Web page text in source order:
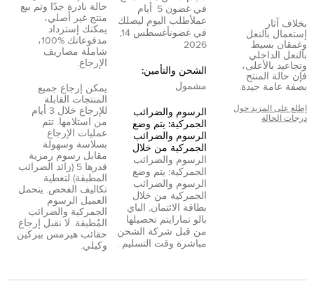
بخلاف آثار
إستعمال بالنعل
وغمقان بسيط
بالنعل الداخلي
وتجاعيد بالأعلى،
فإن حالة المنتج
بصفة عامة جيدة.
إطلع على المزيد حول
درجات الحالة
في غضون 5
أيام
عملأطلب اليوم ليصلك
في غضون
أغسطس 14,
2026
الشحن والتأمين:
مشمول
الرسوم والضرائب
الجمركية: يتم وضع
الرسوم والضرائب
الجمركية من خلال
الرسوم والضرائب
الجمركية: يتم وضع
الرسوم والضرائب
الجمركية من خلال
بطاقة الائتمان,
الباي
بالو تمارا يتم تحصيلها
من قبل شركة الشحن
مباشرة وقت التسليم .
حالة نادرة جدًا وتم بيع
منتج غير أصلي،
يمكنك إسترداد
مدفوعاتك %100،
شاملة مصاريف
الإرجاع.
يمكن إرجاع جميع
المنتجات القابلة
للإرجاع خلال 3 أيام
من استلامها. تتم
عمليات الإرجاع
بسلاسة وسهولة
مقابل رسوم رمزية
قدرها 5 (زائد الضرائب
المطبقة) لتغطية
تكاليف الفحص. يتحمل
العميل الرسوم
الجمركية والضرائب
المُطبقة. لا نقبل إرجاع
حقائب هيرمس بيركين
وكيلي.